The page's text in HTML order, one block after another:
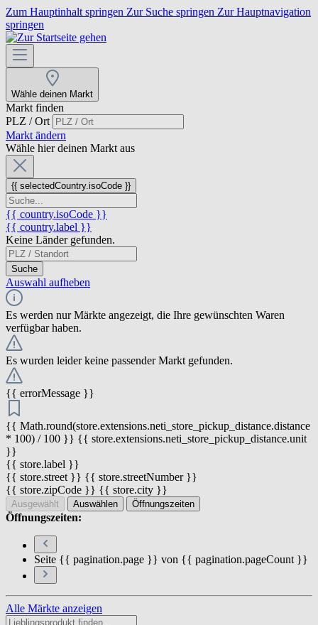
Zum Hauptinhalt springen Zur Suche springen Zur Hauptnavigation
springen
Wähle deinen Markt
Markt finden
PLZ / Ort
Markt ändern
Wähle hier deinen Markt aus
{{ selectedCountry.isoCode }}
{{ country.isoCode }}
{{ country.label }}
Keine Länder gefunden.
Suche
Auswahl aufheben
Es werden nur Märkte angezeigt, die Ihre gewünschten Waren
verfügbar haben.
Es wurden leider keine passender Markt gefunden.
{{ errorMessage }}
{{ Math.round(store.extensions.neti_store_pickup_distance.distance
* 100) / 100 }} {{ store.extensions.neti_store_pickup_distance.unit
}}
{{ store.label }}
{{ store.street }} {{ store.streetNumber }}
{{ store.zipCode }} {{ store.city }}
Ausgewählt Auswählen Öffnungszeiten
Öffnungszeiten:
Seite {{ pagination.page }} von {{ pagination.pageCount }}
Alle Märkte anzeigen